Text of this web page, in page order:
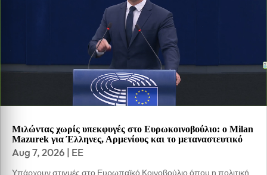
Μιλώντας χωρίς υπεκφυγές στο Ευρωκοινοβούλιο: ο Milan
Mazurek για Έλληνες, Αρμενίους και το μεταναστευτικό
Aug 7, 2026 | EE
Υπάρχουν στιγμές στο Ευρωπαϊκό Κοινοβούλιο όπου η πολιτική